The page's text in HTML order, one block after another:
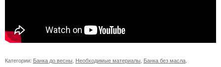
Категории: Банка до весны Необходимые материалы Банка без масла